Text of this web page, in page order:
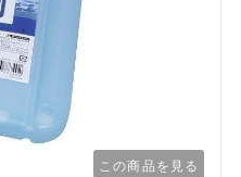
この商品を見る